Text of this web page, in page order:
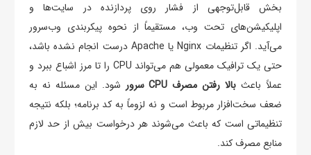
بخش قابل‌توجهی از فشار روی پردازنده در سایت‌ها و
اپلیکیشن‌های تحت وب، مستقیماً از نحوه پیکربندی وب‌سرور
می‌آید. اگر تنظیمات Nginx یا Apache درست انجام نشده باشد،
حتی یک ترافیک معمولی هم می‌تواند CPU را تا مرز اشباع ببرد و
عملاً باعث بالا رفتن مصرف CPU سرور
شود. این مسئله نه به
ضعف سخت‌افزار مربوط است و نه لزوماً به کد برنامه؛ بلکه نتیجه
تنظیماتی است که باعث می‌شوند هر درخواست بیش از حد لازم
منابع مصرف کند.